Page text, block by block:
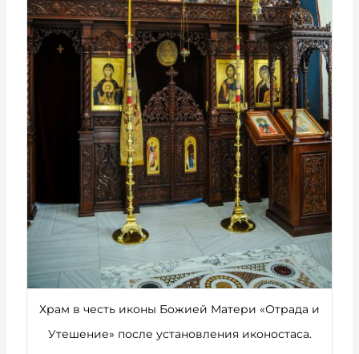
Храм в честь иконы Божией Матери «Отрада и
Утешение» после установления иконостаса.